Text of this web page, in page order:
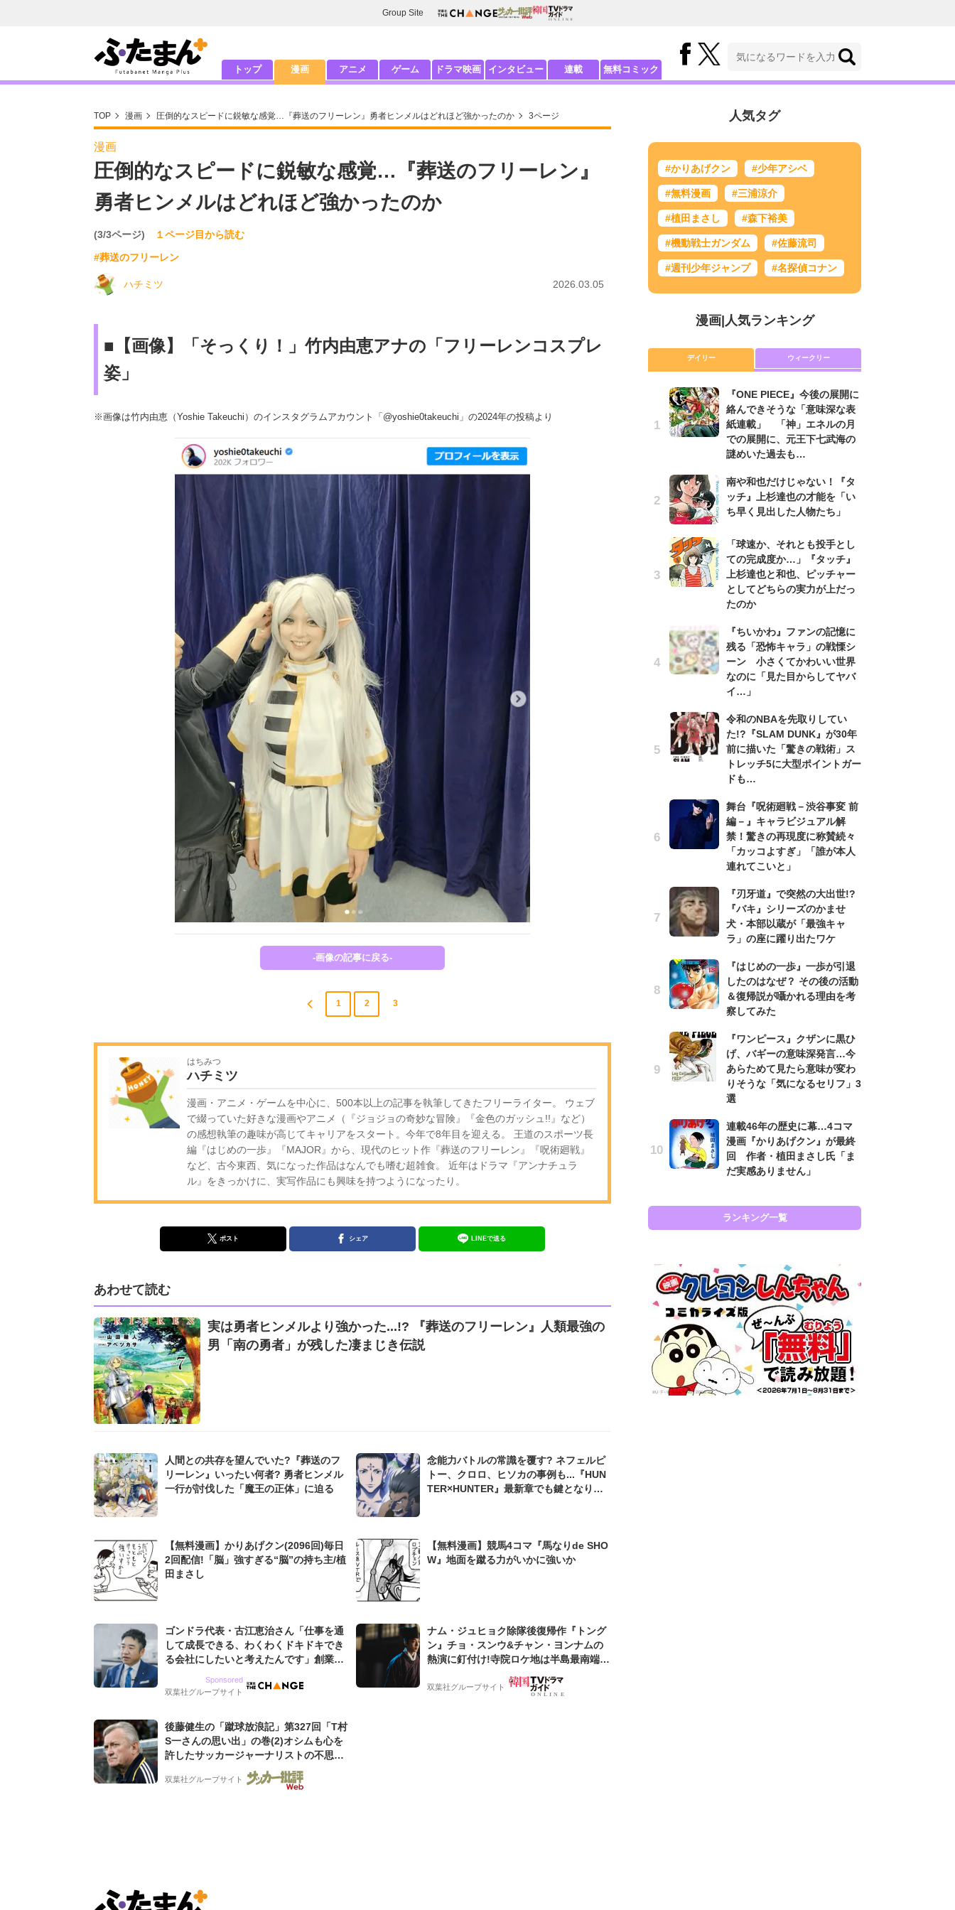
Group Site
トップ 漫画 アニメ ゲーム ドラマ映画 インタビュー 連載 無料コミック
TOP 漫画 圧倒的なスピードに鋭敏な感覚…『葬送のフリーレン』勇者ヒンメルはどれほど強かったのか 3ページ
漫画
圧倒的なスピードに鋭敏な感覚…『葬送のフリーレン』
勇者ヒンメルはどれほど強かったのか
(3/3ページ)
１ページ目から読む
#葬送のフリーレン
ハチミツ 2026.03.05
■【画像】「そっくり！」竹内由恵アナの「フリーレンコスプレ
姿」
※画像は竹内由恵（Yoshie Takeuchi）のインスタグラムアカウント「@yoshie0takeuchi」の2024年の投稿より
-画像の記事に戻る-
1 2 3
はちみつ
ハチミツ
漫画・アニメ・ゲームを中心に、500本以上の記事を執筆してきたフリーライター。 ウェブ
で綴っていた好きな漫画やアニメ（『ジョジョの奇妙な冒険』『金色のガッシュ!!』など）
の感想執筆の趣味が高じてキャリアをスタート。今年で8年目を迎える。 王道のスポーツ長
編『はじめの一歩』『MAJOR』から、現代のヒット作『葬送のフリーレン』『呪術廻戦』
など、古今東西、気になった作品はなんでも嗜む超雑食。 近年はドラマ『アンナチュラ
ル』をきっかけに、実写作品にも興味を持つようになったり。
ポスト シェア LINEで送る
あわせて読む
実は勇者ヒンメルより強かった...!? 『葬送のフリーレン』人類最強の
男「南の勇者」が残した凄まじき伝説
人間との共存を望んでいた?『葬送のフ
リーレン』いったい何者? 勇者ヒンメル
一行が討伐した「魔王の正体」に迫る
念能力バトルの常識を覆す? ネフェルピ
トー、クロロ、ヒソカの事例も...『HUN
TER×HUNTER』最新章でも鍵となりそ
【無料漫画】かりあげクン(2096回)毎日
2回配信!「脳」強すぎる“脳”の持ち主/植
田まさし
【無料漫画】競馬4コマ『馬なりde SHO
W』地面を蹴る力がいかに強いか
ゴンドラ代表・古江恵治さん「仕事を通
して成長できる、わくわくドキドキでき
る会社にしたいと考えたんです」創業来
グ会社のアイデンティティ
Sponsored
双葉社グループサイト
ナム・ジュヒョク除隊後復帰作『トング
ン』チョ・スンウ&チャン・ヨンナムの
熱演に釘付け!寺院ロケ地は半島最南端の
国旅行】
双葉社グループサイト
後藤健生の「蹴球放浪記」第327回「T村
S一さんの思い出」の巻(2)オシムも心を
許したサッカージャーナリストの不思議
な人徳。全州のはずが原州へ? 愛すべき
男の“大迷子”伝説
双葉社グループサイト
人気タグ
#かりあげクン #少年アシベ
#無料漫画 #三浦涼介
#植田まさし #森下裕美
#機動戦士ガンダム #佐藤流司
#週刊少年ジャンプ #名探偵コナン
漫画| 人気ランキング
デイリー ウィークリー
『ONE PIECE』今後の展開に
絡んできそうな「意味深な表
紙連載」 「神」エネルの月
での展開に、元王下七武海の
謎めいた過去も…
南や和也だけじゃない！『タ
ッチ』上杉達也の才能を「い
ち早く見出した人物たち」
「球速か、それとも投手とし
ての完成度か…」『タッチ』
上杉達也と和也、ピッチャー
としてどちらの実力が上だっ
たのか
『ちいかわ』ファンの記憶に
残る「恐怖キャラ」の戦慄シ
ーン 小さくてかわいい世界
なのに「見た目からしてヤバ
イ…」
令和のNBAを先取りしてい
た!?『SLAM DUNK』が30年
前に描いた「驚きの戦術」ス
トレッチ5に大型ポイントガー
ドも…
舞台『呪術廻戦－渋谷事変 前
編－』キャラビジュアル解
禁！驚きの再現度に称賛続々
「カッコよすぎ」「誰が本人
連れてこいと」
『刃牙道』で突然の大出世!?
『バキ』シリーズのかませ
犬・本部以蔵が「最強キャ
ラ」の座に躍り出たワケ
『はじめの一歩』一歩が引退
したのはなぜ？ その後の活動
＆復帰説が囁かれる理由を考
察してみた
『ワンピース』クザンに黒ひ
げ、バギーの意味深発言…今
あらためて見たら意味が変わ
りそうな「気になるセリフ」3
選
連載46年の歴史に幕…4コマ
漫画『かりあげクン』が最終
回 作者・植田まさし氏「ま
だ実感ありません」
ランキング一覧